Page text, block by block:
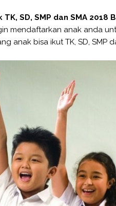
TK, SD, SMP dan SMA
mendaftarkan anak anda
anak bisa ikut TK, SD, SMP